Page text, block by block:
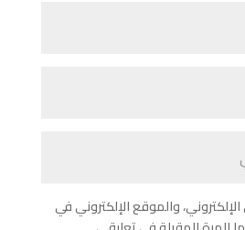
والموقع الإلكتروني في